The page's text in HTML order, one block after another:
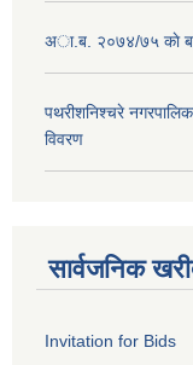
अा.ब. २०७४/७५ काे
पथरीशनिश्चरे
विवरण
सार्वजनिक
Invitation for Bids